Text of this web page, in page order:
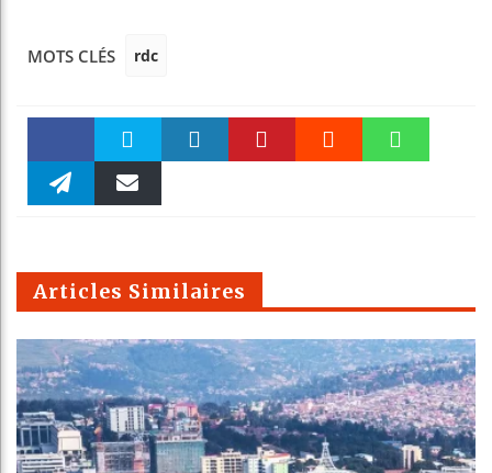
MOTS CLÉS rdc
Faceboo Twitter
m
Articles Similaires